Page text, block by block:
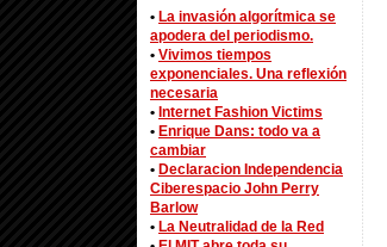
• La invasión algorítmica se
apodera del periodismo.
• Vivimos tiempos
exponenciales. Una reflexión
necesaria
• Internet Fashion Victims
• Enrique Dans: todo va a
cambiar
• Declaracion Independencia
Ciberespacio John Perry
Barlow
• La Neutralidad de la Red